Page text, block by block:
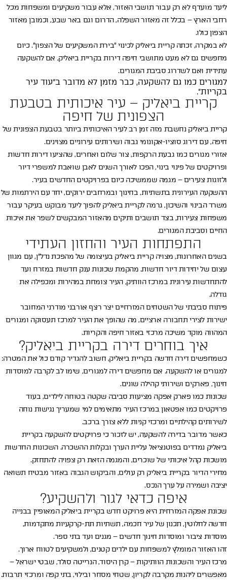
ליעד מועדף לא רק עבור תושבי האזור, אלא עבור משקיעים ומשפחות מכל
רחבי הארץ – בכלל זה מאזור השפלה, הדרום וגם באר שבע, וכמובן מאזור
הצפון כולו.
לא במקרה, זכתה קריית ביאליק לכינוי ״בירת המשקיעים של הצפון״. כיום
מחפשים גם לא מעט מתושבי חיפה דירות בקריית ביאליק, אם להשקעה
עתידית ואם לשדרוג סביבת המגורים.
למגורים כמו גם להשקעה, כבר מזמן לא מדובר ב״עוד עיר
בקריות״.
קריית ביאליק – עיר איכותית בטבעת
הצפונית של חיפה
קריית ביאליק נחשבת מזה זמן רב לעיר האיכותית ביותר בטבעת הצפונית של
חיפה, עם דירוג סוציו-אקונומי גבוה ושירותים עירוניים מצוינים.
אזורי מגורים כמו גבעת הרקפות, צור שלום ואחרים, שהציעו דירות חדשות
ופרויקטים של פינוי בינוי, הפכו לאורך השנים לאבן שואבת למשפרי דיור
ולזוגות צעירים – מגמה שממשיכה כיום בפרויקטים החדשים בעיר.
ההשקעה העירונית בתשתיות, בחינוך ובמרחבים ירוקים, יחד עם הירתמות של
משרד הבינוי והשיכון, גרמה לקריית ביאליק להפוך ליעד מבוקש בעיקר עבור
משפחות צעירות, בצד תושבים ותיקים מהאזור המבקשים לשפר את איכות
החיים וסביבת המגורים.
התפתחות העיר והחזון העתידי
בשנים האחרונות, מצויה קריית ביאליק בעיצומה של מהפכת נדל״ן, עם מגוון
עצום של יחידות דיור חדשות. מהקמת שכונות ענק חדשות במזרח ועד
להתחדשות עירונית במרכז הוותיק, העיר צומחת במהירות ומכפילה את
גודלה.
פיתוח סביבתי של השטחים המזרחיים יצר רצף אורבני מודרני המחובר
ישירות לצירי תחבורה ארציים, מה שהופך את העיר למרכז תעסוקה ומגורים
המהווה מוקד משיכה מרכזי באזור חיפה והקריות.
איך בוחרים דירה בקריית ביאליק?
כשמחפשים דירה חדשה בקריית ביאליק, חשוב להגדיר קודם כול את המטרה:
למגורים או להשקעה. אם מחפשים דירה למגורים, שימו לב לקרבה למוסדות
חינוך, פארקים ושירותי קהילה שונים.
שכונות כמו פארק אפקה מציעות סביבה שקטה בטוחה לילדים, בעוד
פרויקטים כמו אפטאון במרכז העיר מתאימים למי שמעריך נגישות נוחה
לשירותים קהילתיים ומרכזי קניות ללא צורך ברכב.
כאשר מדובר בדירה להשקעה, יש לזכור כי פרויקטים להשקעה בקריית
ביאליק נמדדים בפוטנציאל עליית הערך ובקלות ההשכרה. השכונות החדשות
מושכות קהל איכותי של שוכרים, והמגמה הזאת רק צפויה להתחזק.
מחירי הדיור בקריית ביאליק רק עולים, והביקוש הגבוה באזור מבטיח תשואה
יציבה ושמירה על ערך הנכס.
איפה כדאי לגור ולהשקיע?
שכונת אפקה המזרחית היא פרויקט חדש בקריית ביאליק המאופיין בבנייה
חדשה לחלוטין, תכנון של עיר חכמה, תשתיות תת-קרקעיות מתקדמות,
מוסדות ציבור ומוסדות חינוך חדשים – מגנים ועד בתי ספר.
זהו האזור המומלץ למשפחות עם ילדים קטנים, ולמשקיעים לטווח ארוך.
מרכז העיר והשכונות הוותיקות – קרן היסוד, הנרייטה סולד, שבטי ישראל –
מאפשרים ליהנות מקרבה לקריון, שטחי מסחר ובילוי, בתי קפה ומרכזי תרבות.
תודה, פרטיך התקבלו
נציגנו ישובו אליך בהקדם.